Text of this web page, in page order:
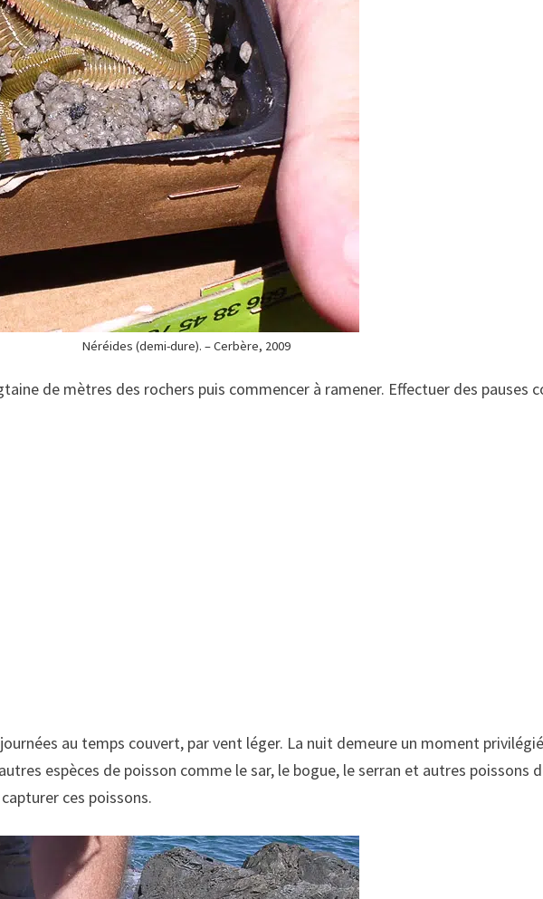
Néréides (demi-dure). – Cerbère, 2009
de mètres des rochers puis commencer à ramener. Effectuer des pauses
au temps couvert, par vent léger. La nuit demeure un moment
espèces de poisson comme le sar, le bogue, le serran et autres poissons
ces poissons.